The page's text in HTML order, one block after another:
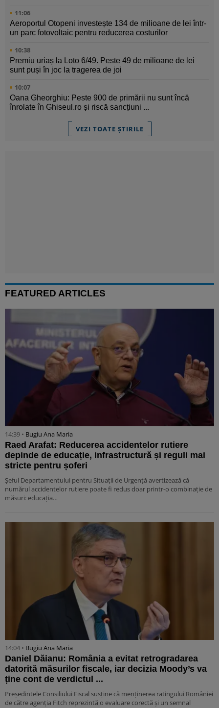
11:06
Aeroportul Otopeni investește 134 de milioane de lei într-
un parc fotovoltaic pentru reducerea costurilor
10:38
Premiu uriaș la Loto 6/49. Peste 49 de milioane de lei
sunt puși în joc la tragerea de joi
10:07
Oana Gheorghiu: Peste 900 de primării nu sunt încă
înrolate în Ghiseul.ro și riscă sancțiuni ...
VEZI TOATE ȘTIRILE
FEATURED ARTICLES
14:39 • Bugiu ⁠Ana Maria
Raed Arafat: Reducerea accidentelor rutiere
depinde de educație, infrastructură și reguli mai
stricte pentru șoferi
Șeful Departamentului pentru Situații de Urgență avertizează că
numărul accidentelor rutiere poate fi redus doar printr-o combinație de
măsuri: educația…
14:04 • Bugiu ⁠Ana Maria
Daniel Dăianu: România a evitat retrogradarea
datorită măsurilor fiscale, iar decizia Moody’s va
ține cont de verdictul ...
Președintele Consiliului Fiscal susține că menținerea ratingului României
de către agenția Fitch reprezintă o evaluare corectă și un semnal